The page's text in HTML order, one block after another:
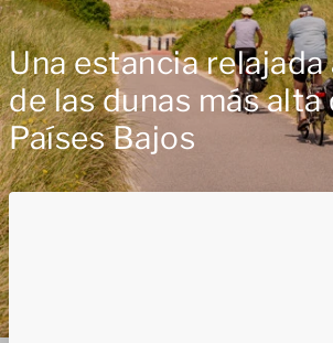
Una estancia relajada
de las dunas más alta
Países Bajos